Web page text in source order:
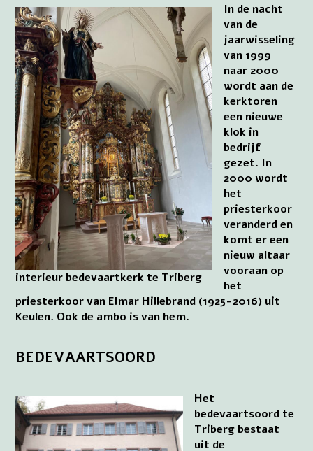
interieur bedevaartkerk te Triberg
In de nacht
van de
jaarwisseling
van 1999
naar 2000
wordt aan de
kerktoren
een nieuwe
klok in
bedrijf
gezet. In
2000 wordt
het
priesterkoor
veranderd en
komt er een
nieuw altaar
vooraan op
het
priesterkoor van Elmar Hillebrand (1925-2016) uit
Keulen. Ook de ambo is van hem.
BEDEVAARTSOORD
Het
bedevaartsoord te
Triberg bestaat
uit de